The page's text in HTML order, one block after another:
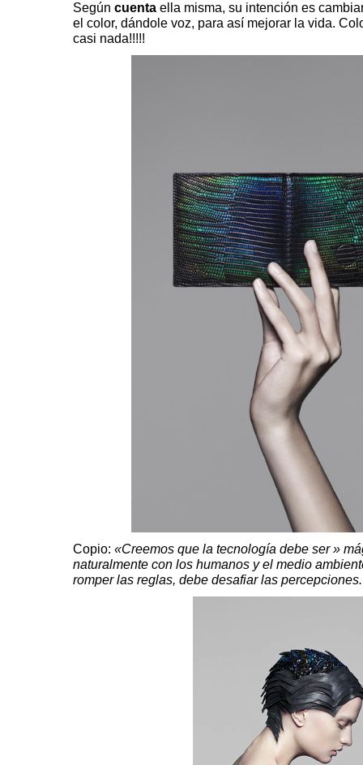
Según cuenta ella misma, su intención es
el color, dándole voz, para así mejorar la vida.
casi nada!!!!!
Copio: «Creemos que la tecnología debe ser »
naturalmente con los humanos y el medio
romper las reglas, debe desafiar las